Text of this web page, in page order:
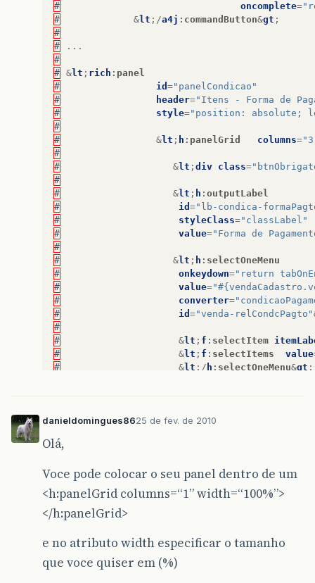
#
oncomplete=
#
&lt ;/a4j : commandButton&gt ;
#
#
...
#
# &lt ; rich : panel
#
id ="panelCondicao"
#
header="Itens - Forma de
#
style="position: absolute;
#
#
&lt ; h : panelGrid columns=
#
#
&lt ; div class=
#
#
&lt ; h : outputLabel
#
id ="lb-condica-
#
styleClass="classLabel"
#
value="Forma de
#
#
&lt ; h : selectOneMenu
#
onkeydown="return
#
value=
#
converter=
#
id ="venda-relCondcPagto"
#
#
&lt ; f : selectItem
#
&lt ; f : selectItems value
#
&lt ;/ h : selectOneMenu&gt ;
danieldomingues8625 de fev. de 2010
Olá,
Voce pode colocar o seu panel dentro de um
<h:panelGrid columns=“1” width=“100%”>
</h:panelGrid>
e no atributo width especificar o tamanho
que voce quiser em (%)